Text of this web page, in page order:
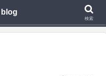
や技術検証で得た知見を発信
blog
検索